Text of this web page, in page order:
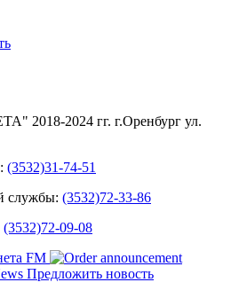
2018-2024 гг. г.Оренбург ул.
(3532)31-74-51
службы: (3532)72-33-86
(3532)72-09-08
FM
Предложить новость